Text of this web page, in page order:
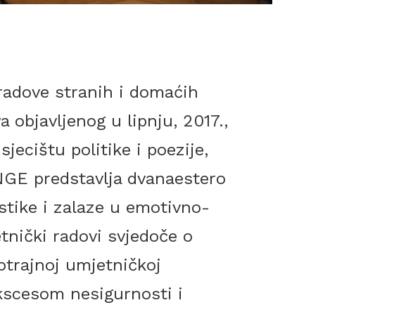
stranih i domaćih
objavljenog u lipnju, 2017.,
politike i poezije,
predstavlja dvanaestero
i zalaze u emotivno-
radovi svjedoče o
umjetničkoj
nesigurnosti i